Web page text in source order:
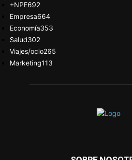
+NPE692
Empresa664
Economía353
Salud302
Viajes/ocio265
Marketing113